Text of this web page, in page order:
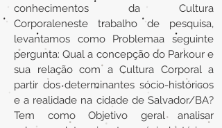
conhecimentos da Cultura
Corporaleneste trabalho de pesquisa,
levantamos como Problemaa seguinte
pergunta: Qual a concepção do Parkour e
sua relação com a Cultura Corporal a
partir dos determinantes sócio-históricos
e a realidade na cidade de Salvador/BA?
Tem como Objetivo geral analisar